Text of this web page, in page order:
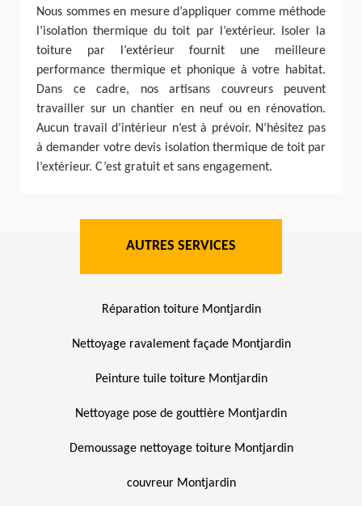
Nous sommes en mesure d’appliquer comme méthode
l’isolation thermique du toit par l’extérieur. Isoler la
toiture par l’extérieur fournit une meilleure
performance thermique et phonique à votre habitat.
Dans ce cadre, nos artisans couvreurs peuvent
travailler sur un chantier en neuf ou en rénovation.
Aucun travail d’intérieur n’est à prévoir. N’hésitez pas
à demander votre devis isolation thermique de toit par
l’extérieur. C’est gratuit et sans engagement.
AUTRES SERVICES
Réparation toiture Montjardin
Nettoyage ravalement façade Montjardin
Peinture tuile toiture Montjardin
Nettoyage pose de gouttière Montjardin
Demoussage nettoyage toiture Montjardin
couvreur Montjardin